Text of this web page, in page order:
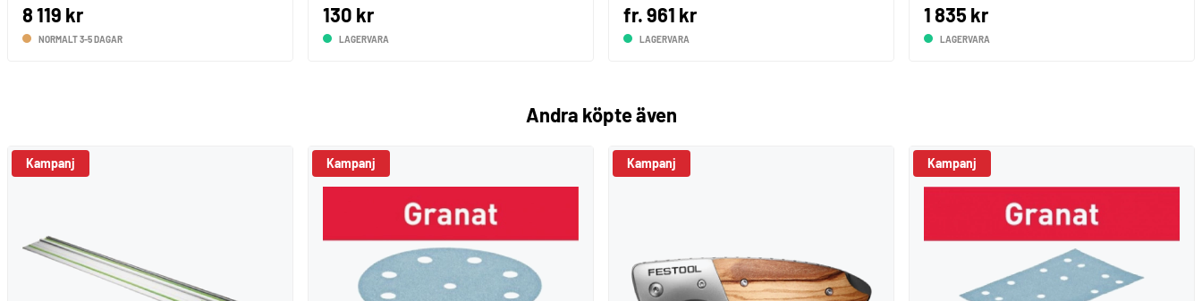
8 119 kr
NORMALT 3-5 DAGAR
130 kr
LAGERVARA
fr. 961 kr
LAGERVARA
1 835 kr
LAGERVARA
Andra köpte även
Kampanj Kampanj Kampanj Kampanj